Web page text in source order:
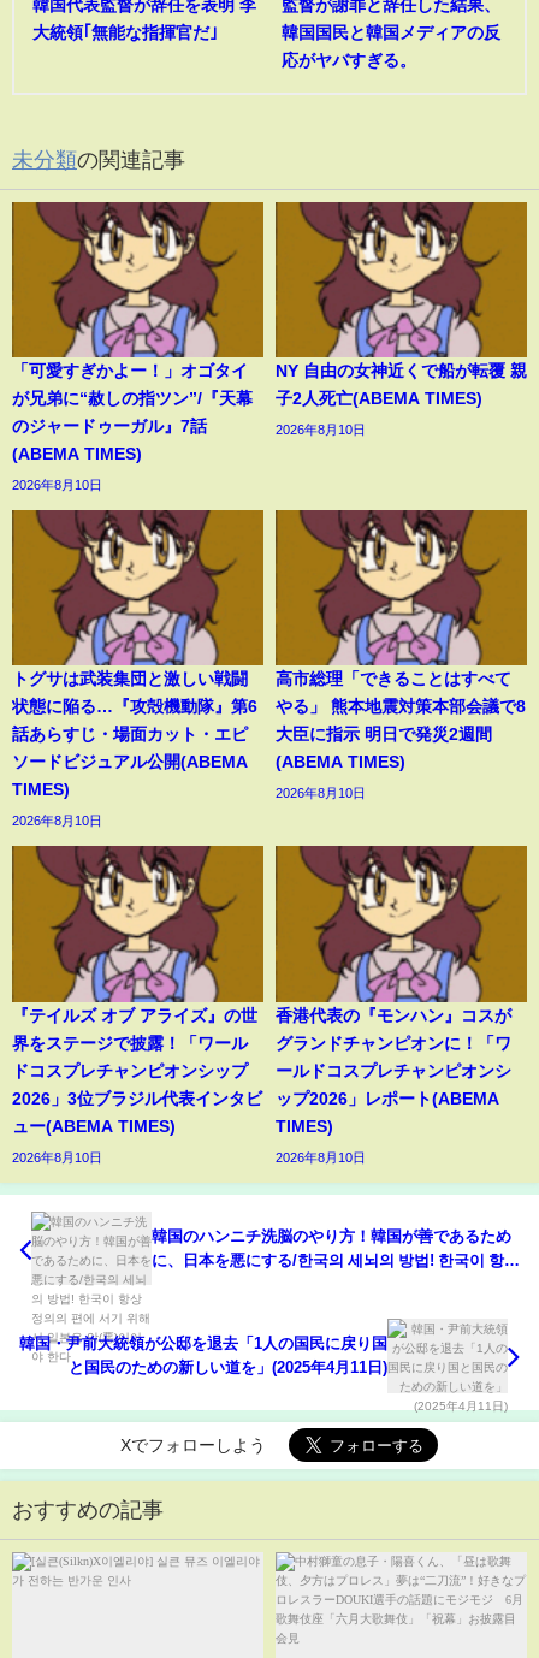
韓国代表監督が辞任を表明 李
大統領｢無能な指揮官だ｣
監督が謝罪と辞任した結果、
韓国国民と韓国メディアの反
応がヤバすぎる。
未分類の関連記事
「可愛すぎかよー！」オゴタイ
が兄弟に“赦しの指ツン”/『天幕
のジャードゥーガル』7話
(ABEMA TIMES)
2026年8月10日
NY 自由の女神近くで船が転覆 親
子2人死亡(ABEMA TIMES)
2026年8月10日
トグサは武装集団と激しい戦闘
状態に陥る…『攻殻機動隊』第6
話あらすじ・場面カット・エピ
ソードビジュアル公開(ABEMA
TIMES)
2026年8月10日
高市総理「できることはすべて
やる」 熊本地震対策本部会議で8
大臣に指示 明日で発災2週間
(ABEMA TIMES)
2026年8月10日
『テイルズ オブ アライズ』の世
界をステージで披露！「ワール
ドコスプレチャンピオンシップ
2026」3位ブラジル代表インタビ
ュー(ABEMA TIMES)
2026年8月10日
香港代表の『モンハン』コスが
グランドチャンピオンに！「ワ
ールドコスプレチャンピオンシ
ップ2026」レポート(ABEMA
TIMES)
2026年8月10日
韓国のハンニチ洗脳のやり方！韓国が善であるため
に、日本を悪にする/한국의 세뇌의 방법! 한국이 항상
韓国・尹前大統領が公邸を退去「1人の国民に戻り国
と国民のための新しい道を」(2025年4月11日)
Xでフォローしよう
おすすめの記事